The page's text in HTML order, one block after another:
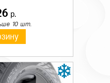
40
р.
10 шт.